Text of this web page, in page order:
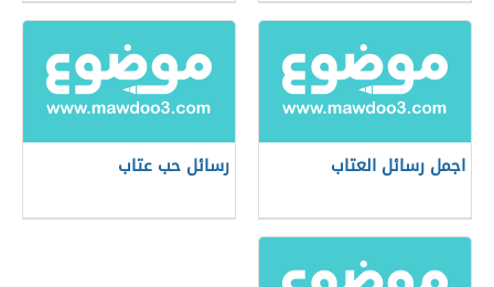
اجمل رسائل العتاب رسائل حب عتاب